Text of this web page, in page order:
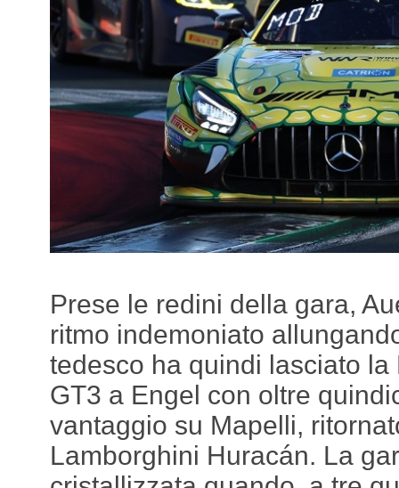
Prese le redini della gara,
ritmo indemoniato
tedesco ha quindi lasciato la
GT3 a Engel con oltre
vantaggio su Mapelli,
Lamborghini Huracán. La